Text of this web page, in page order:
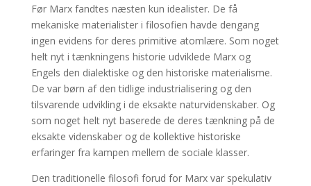
Før Marx fandtes næsten kun idealister. De få
mekaniske materialister i filosofien havde dengang
ingen evidens for deres primitive atomlære. Som noget
helt nyt i tænkningens historie udviklede Marx og
Engels den dialektiske og den historiske materialisme.
De var børn af den tidlige industrialisering og den
tilsvarende udvikling i de eksakte naturvidenskaber. Og
som noget helt nyt baserede de deres tænkning på de
eksakte videnskaber og de kollektive historiske
erfaringer fra kampen mellem de sociale klasser.
Den traditionelle filosofi forud for Marx var spekulativ